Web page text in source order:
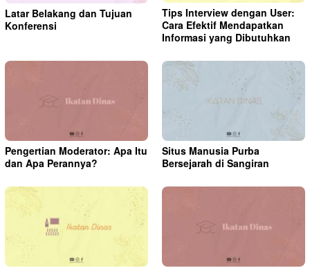
Latar Belakang dan Tujuan
Konferensi
Tips Interview dengan User:
Cara Efektif Mendapatkan
Informasi yang Dibutuhkan
Pengertian Moderator: Apa Itu
dan Apa Perannya?
Situs Manusia Purba
Bersejarah di Sangiran